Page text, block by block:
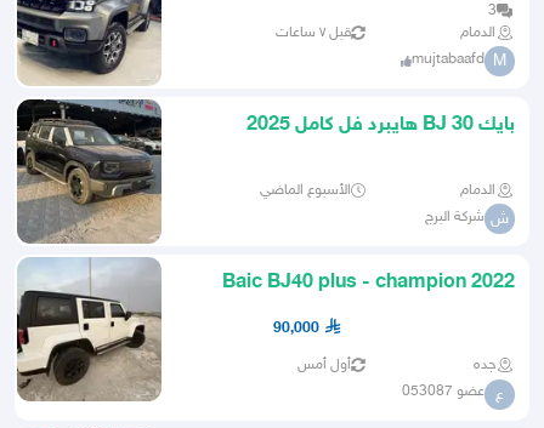
3
الدمام
قبل ٧ ساعات
M
mujtabaafd
بايك BJ 30 هايبرد فل كامل 2025
الدمام الأسبوع الماضي
ش شركة البرج
Baic BJ40 plus - champion 2022
90,000
جده أول أمس
ع عضو 053087